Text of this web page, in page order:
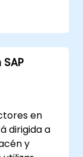
de
y
tipos
en
y mejorar
en
dirigida a
y